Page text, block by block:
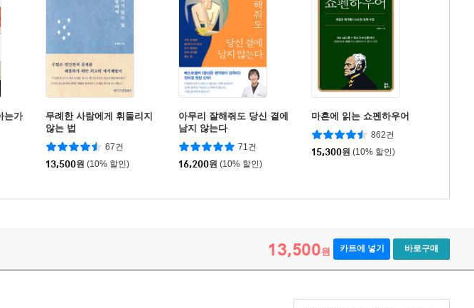
는가
무례한 사람에게 휘둘리지
않는 법
67건
13,500원 (10% 할인)
아무리 잘해줘도 당신 곁에
남지 않는다
71건
16,200원 (10% 할인)
마흔에 읽는 쇼펜하우어
862건
15,300원 (10% 할인)
13,500원 카트에 넣기 바로구매